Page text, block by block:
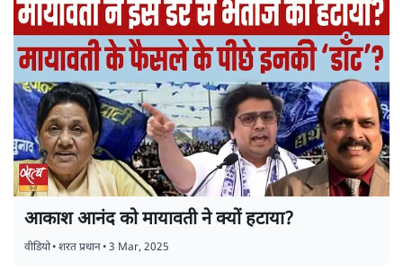
आकाश आनंद को मायावती ने क्यों हटाया?
वीडियो•शरत प्रधान•3 Mar, 2025